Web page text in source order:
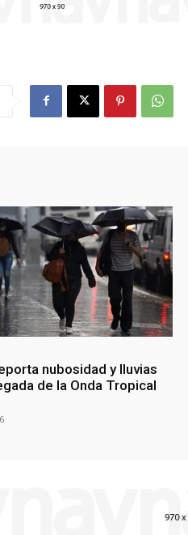
nubosidad y lluvias
de la Onda Tropical